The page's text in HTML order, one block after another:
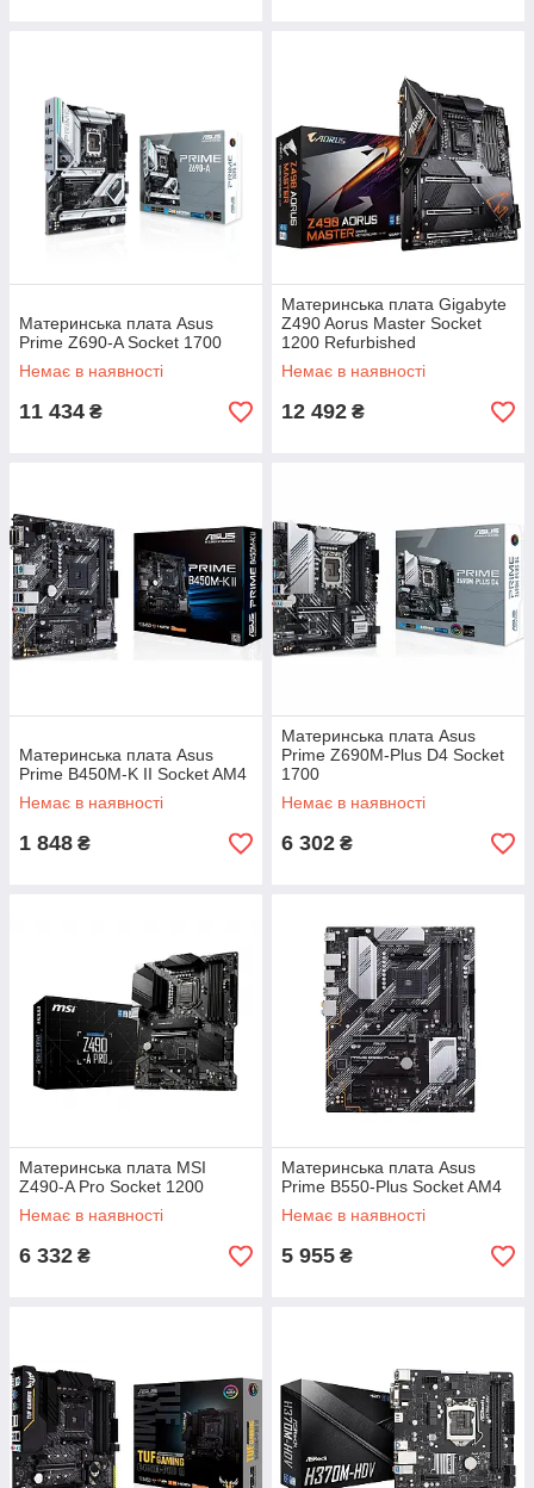
Материнська плата Asus
Prime Z690-A Socket 1700
Немає в наявності
11 434 ₴
Материнська плата Gigabyte
Z490 Aorus Master Socket
1200 Refurbished
Немає в наявності
12 492 ₴
Материнська плата Asus
Prime B450M-K II Socket AM4
Немає в наявності
1 848 ₴
Материнська плата Asus
Prime Z690M-Plus D4 Socket
1700
Немає в наявності
6 302 ₴
Материнська плата MSI
Z490-A Pro Socket 1200
Немає в наявності
6 332 ₴
Материнська плата Asus
Prime B550-Plus Socket AM4
Немає в наявності
5 955 ₴